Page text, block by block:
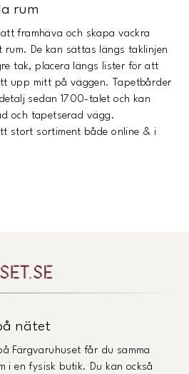
rum
framhäva och skapa vackra
De kan sättas längs taklinjen
tak, placera längs lister för att
upp mitt på väggen. Tapetbårder
sedan 1700-talet och kan
och tapetserad vägg.
stort sortiment både online & i
nätet
Färgvaruhuset får du samma
i en fysisk butik. Du kan också